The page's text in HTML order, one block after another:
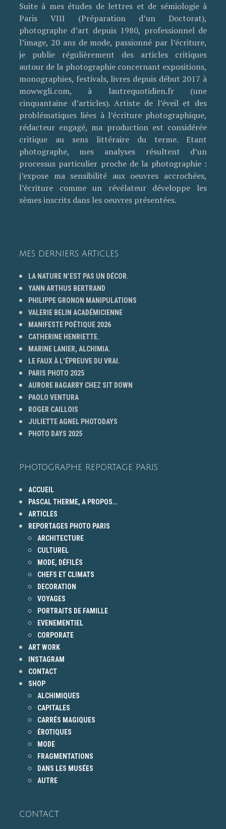
Suite à mes études de lettres et de sémiologie à
Paris VIII (Préparation d’un Doctorat),
photographe d’art depuis 1980, professionnel de
l’image, 20 ans de mode, passionné par l’écriture,
je publie régulièrement des articles critiques
autour de la photographie concernant expositions,
monographies, festivals, livres depuis début 2017 à
mowwgli.com, à lautrequotidien.fr (une
cinquantaine d’articles). Artiste de l’éveil et des
problématiques liées à l’écriture photographique,
rédacteur engagé, ma production est considérée
critique au sens littéraire du terme. Etant
photographe, mes analyses résultent d’un
processus particulier proche de la photographie :
j’expose ma sensibilité aux oeuvres accrochées,
l’écriture comme un révélateur développe les
sèmes inscrits dans les oeuvres présentées.
MES DERNIERS ARTICLES
LA NATURE N’EST PAS UN DÉCOR.
YANN ARTHUS BERTRAND
PHILIPPE GRONON MANIPULATIONS
VALERIE BELIN ACADÉMICIENNE
MANIFESTE POÉTIQUE 2026
CATHERINE HENRIETTE.
MARINE LANIER, ALCHIMIA.
LE FAUX À L’ÉPREUVE DU VRAI.
PARIS PHOTO 2025
AURORE BAGARRY CHEZ SIT DOWN
PAOLO VENTURA
ROGER CAILLOIS
JULIETTE AGNEL PHOTODAYS
PHOTO DAYS 2025
PHOTOGRAPHE REPORTAGE PARIS
ACCUEIL
PASCAL THERME, A PROPOS…
ARTICLES
REPORTAGES PHOTO PARIS
ARCHITECTURE
CULTUREL
MODE, DÉFILÉS
CHEFS ET CLIMATS
DECORATION
VOYAGES
PORTRAITS DE FAMILLE
EVENEMENTIEL
CORPORATE
ART WORK
INSTAGRAM
CONTACT
SHOP
ALCHIMIQUES
CAPITALES
CARRÉS MAGIQUES
ÉROTIQUES
MODE
FRAGMENTATIONS
DANS LES MUSÉES
AUTRE
CONTACT